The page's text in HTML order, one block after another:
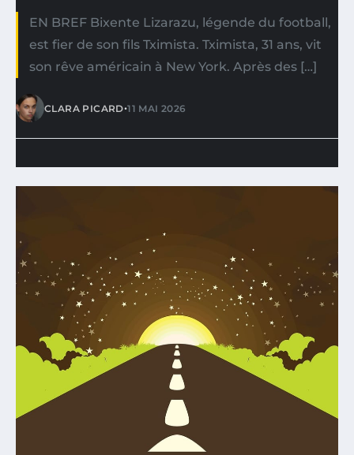
EN BREF Bixente Lizarazu, légende du football,
est fier de son fils Tximista. Tximista, 31 ans, vit
son rêve américain à New York. Après des […]
CLARA PICARD•11 MAI 2026